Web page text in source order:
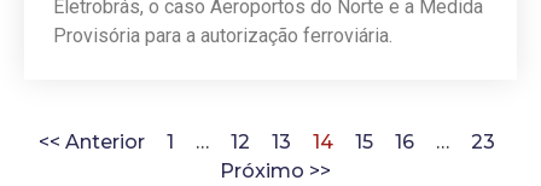
Eletrobrás, o caso Aeroportos do Norte e a Medida
Provisória para a autorização ferroviária.
<< Anterior 1 … 12 13 14 15 16 …
23
Próximo >>